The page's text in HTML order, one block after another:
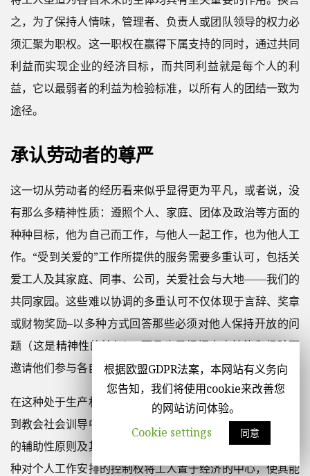
之，为了保持人情味，管理者、负责人或团队领导的权力必
须汇聚为职权。这一职权在赢得下属支持的同时，通过共同
利益而实现企业的经济目标，而共同利益就是每个人的利
益，它以最弱者的利益为检验标准，以所有人的团结一致为
途径。
承认劳动者的尊严
这一切从劳动者的经历看来似乎显得更为平凡，或者说，没
有那么多精神性质：遵照个人、家庭、团体及政治等方面的
种种目标，他为自己而工作，与他人一起工作，也为他人工
作。“受到关爱的”工作所提供的服务需要多重认可，包括关
爱工人及其家庭、同事、公司，关爱社会与大地——我们的
共同家园。这些难以协调的多重认可不仅体现于言辞、奖章
或财物奖励–以多种方式回答那些必须对他人保持开放的问
题（这是精神性的特征）–而且也是根据个人技能和经验而
邀请他们参与各自的工作组织。
在这种处于生产机制核心的人与人之间的互动中，可以认识
到教会社会训导中所体现的作为其实践智慧的主要原则之一
的辅助性原则及其两个必然结果：归属原则和比例原则。这
种对个人工作安排的控制权将工人置于经济的中心，使其能
根据欧盟GDPR法案，本网站有义务向
您告知，我们将使用cookie来改善您
的网站访问体验。
Cookie settings
同意